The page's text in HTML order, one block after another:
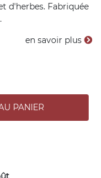
d'herbes. Fabriquée
en savoir plus